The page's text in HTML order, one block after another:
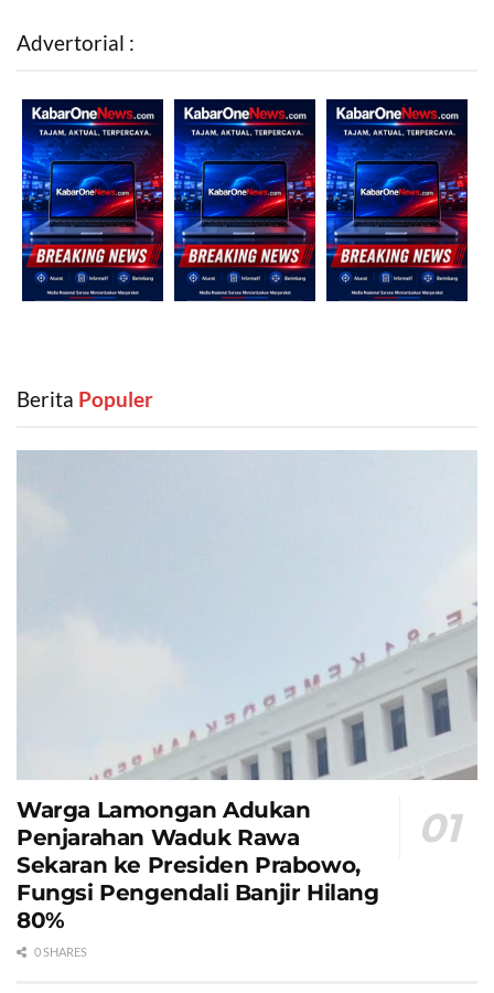
Advertorial :
Berita ‎ Populer
Warga Lamongan Adukan
Penjarahan Waduk Rawa
Sekaran ke Presiden Prabowo,
Fungsi Pengendali Banjir Hilang
80%
0 SHARES